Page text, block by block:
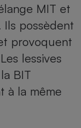
MIT et
Ils possèdent
provoquent
lessives
BIT
à la même